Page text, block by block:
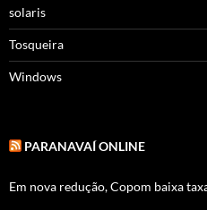
solaris
Tosqueira
Windows
PARANAVAÍ ONLINE
Em nova redução, Copom baixa